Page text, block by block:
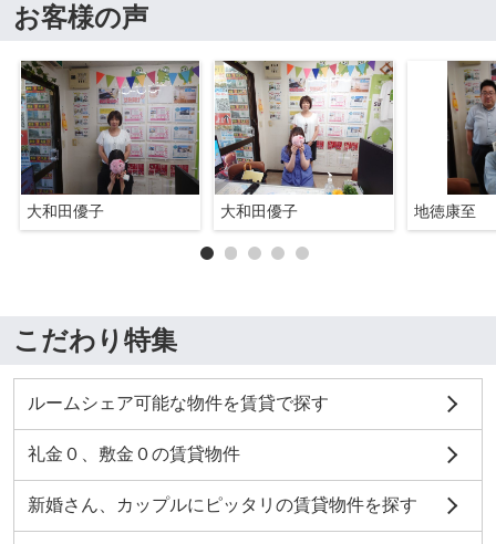
お客様の声
大和田優子 大和田優子 地徳康至
こだわり特集
ルームシェア可能な物件を賃貸で探す
礼金０、敷金０の賃貸物件
新婚さん、カップルにピッタリの賃貸物件を探す